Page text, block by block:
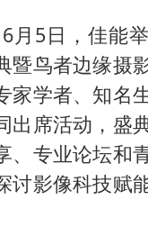
万岁山接盘烂尾
张本智和：零封
习近平心系体育
月5日，佳能
暨鸟者边缘摄
家学者、知名
出席活动，盛
、专业论坛和
讨影像科技赋